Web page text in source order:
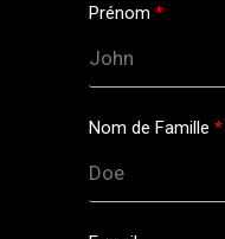
Prénom
Nom de Famille